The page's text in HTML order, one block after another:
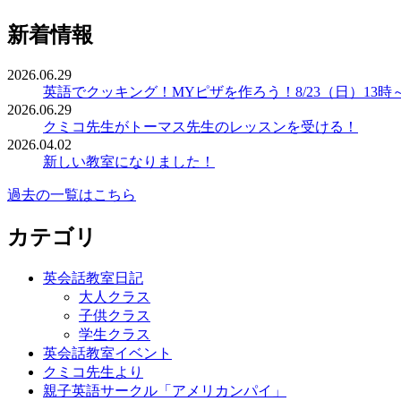
新着情報
2026.06.29
英語でクッキング！MYピザを作ろう！8/23（日）13時
2026.06.29
クミコ先生がトーマス先生のレッスンを受ける！
2026.04.02
新しい教室になりました！
過去の一覧はこちら
カテゴリ
英会話教室日記
大人クラス
子供クラス
学生クラス
英会話教室イベント
クミコ先生より
親子英語サークル「アメリカンパイ」